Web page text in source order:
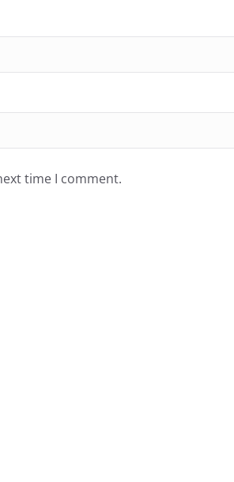
time I comment.